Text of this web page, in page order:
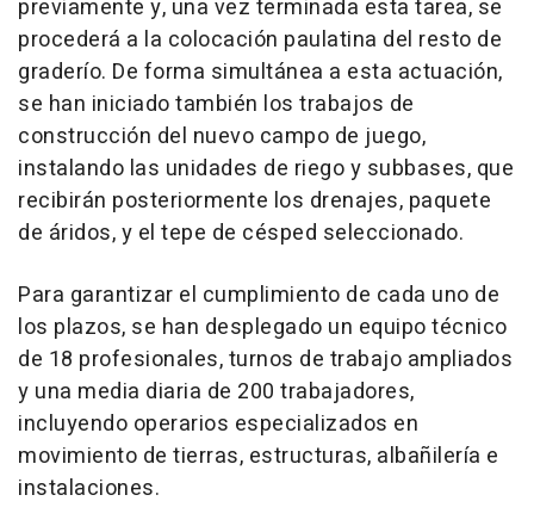
previamente y, una vez terminada esta tarea, se
procederá a la colocación paulatina del resto de
graderío. De forma simultánea a esta actuación,
se han iniciado también los trabajos de
construcción del nuevo campo de juego,
instalando las unidades de riego y subbases, que
recibirán posteriormente los drenajes, paquete
de áridos, y el tepe de césped seleccionado.
Para garantizar el cumplimiento de cada uno de
los plazos, se han desplegado un equipo técnico
de 18 profesionales, turnos de trabajo ampliados
y una media diaria de 200 trabajadores,
incluyendo operarios especializados en
movimiento de tierras, estructuras, albañilería e
instalaciones.